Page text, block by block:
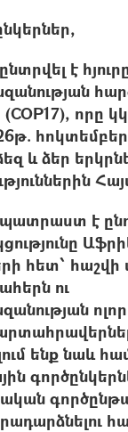
է
որը
և ձեր
է
հետ՝ հաշվի
ու
ենք նաև